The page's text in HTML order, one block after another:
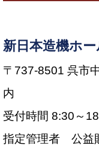
新日本造機ホ
〒737-8501 呉市
内
受付時間 8:30～
指定管理者 公益